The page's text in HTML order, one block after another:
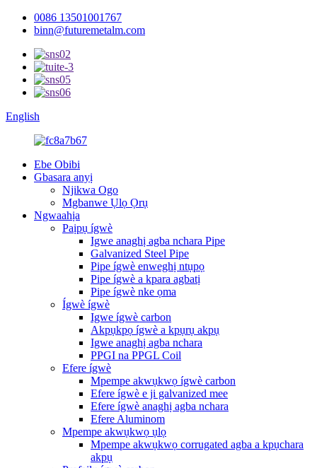
0086 13501001767
binn@futuremetalm.com
English
Ebe Obibi
Gbasara anyị
Njikwa Ogo
Mgbanwe Ụlọ Ọrụ
Ngwaahịa
Paịpụ ígwè
Igwe anaghị agba nchara Pipe
Galvanized Steel Pipe
Pipe ígwè enweghị ntụpọ
Pipe ígwè a kpara agbatị
Pipe ígwè nke ọma
Ígwè ígwè
Igwe ígwè carbon
Akpụkpọ ígwè a kpụrụ akpụ
Igwe anaghị agba nchara
PPGI na PPGL Coil
Efere ígwè
Mpempe akwụkwọ ígwè carbon
Efere ígwè e ji galvanized mee
Efere ígwè anaghị agba nchara
Efere Aluminom
Mpempe akwụkwọ ụlọ
Mpempe akwụkwọ corrugated agba a kpụchara
akpụ